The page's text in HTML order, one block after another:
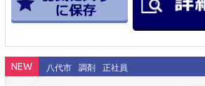
NEW 八代市 調剤 正社員